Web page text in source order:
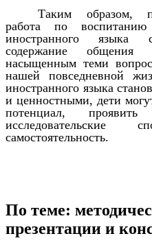
Таким образом,
работа по
иностранного языка
содержание общения
насыщенным теми
нашей повседневной
иностранного языка
и ценностными, дети
потенциал,
исследовательские
самостоятельность.
По теме:
презентации и